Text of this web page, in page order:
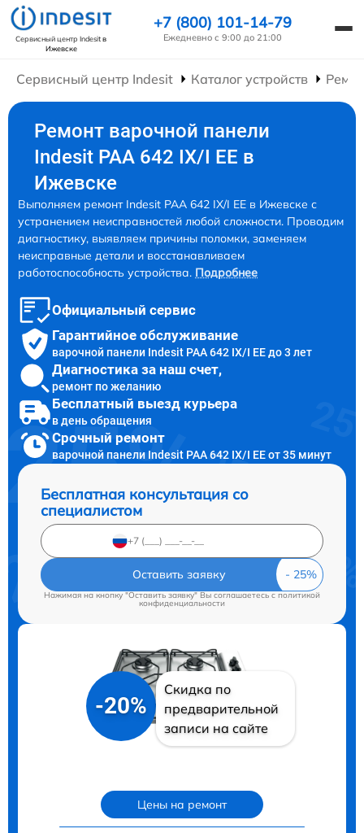
Сервисный центр Indesitв
Ижевске
+7 (800) 101-14-79
Ежедневно с 9:00 до 21:00
Сервисный центр Indesit Каталог устройств
Ремонт варочной панели
Indesit PAA 642 IX/I EE в
Ижевске
Выполняем ремонт Indesit PAA 642 IX/I EE в Ижевске с
устранением неисправностей любой сложности. Проводим
диагностику, выявляем причины поломки, заменяем
неисправные детали и восстанавливаем
работоспособность устройства. Подробнее
Официальный сервис
Гарантийное обслуживание
варочной панели Indesit PAA 642 IX/I EE до 3 лет
Диагностика за наш счет,
ремонт по желанию
Бесплатный выезд курьера
в день обращения
Срочный ремонт
варочной панели Indesit PAA 642 IX/I EE от 35 минут
Бесплатная консультация со
специалистом
Оставить заявку
Нажимая на кнопку "Оставить заявку" Вы соглашаетесь cполитикой
конфиденциальности
-20%
Скидка по
предварительной
записи на сайте
Цены на ремонт